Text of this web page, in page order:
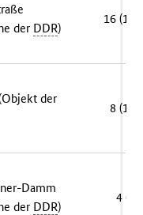
der DDR)
16 (15)
der
8 (13)
Damm
der DDR)
4 (4)